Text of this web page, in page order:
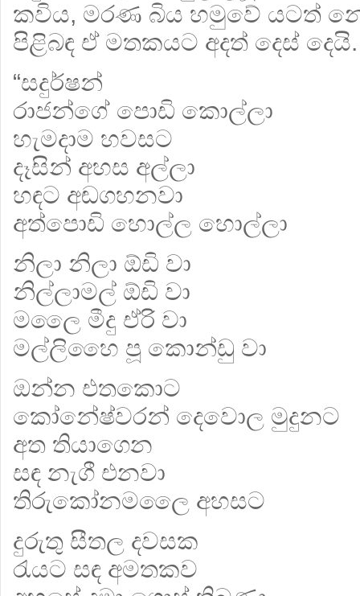
කවිය, මරණ බිය හමුවේ යටත්
පිළිබඳ ඒ මතකයට අදත් දෙස් දෙයි.
“සදුර්ෂන්
රාජන්ගේ පොඩි කොල්ලා
හැමදාම හවසට
දෑසින් අහස අල්ලා
හඳට අඬගහනවා
අත්පොඩි හොල්ල හොල්ලා
නිලා නිලා ඕඩි වා
නිල්ලාමල් ඕඩි වා
මලෛ මීදු ඒරි වා
මල්ලිහෛ පූ කොන්ඩු වා
ඔන්න එතකොට
කෝනේෂ්වරන් දෙවොල මුදුනට
අත තියාගෙන
සඳ නැගී එනවා
තිරුකෝනමලෛ අහසට
දුරුතු සීතල දවසක
රැයට සඳ අමතකව